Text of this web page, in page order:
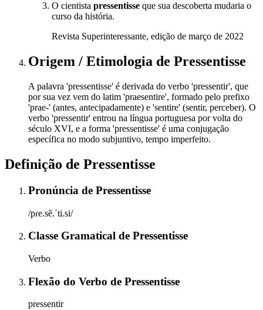
O cientista pressentisse que sua descoberta mudaria o
curso da história.
Revista Superinteressante, edição de março de 2022
Origem / Etimologia de Pressentisse
A palavra 'pressentisse' é derivada do verbo 'pressentir', que
por sua vez vem do latim 'praesentire', formado pelo prefixo
'prae-' (antes, antecipadamente) e 'sentire' (sentir, perceber). O
verbo 'pressentir' entrou na língua portuguesa por volta do
século XVI, e a forma 'pressentisse' é uma conjugação
específica no modo subjuntivo, tempo imperfeito.
Definição de Pressentisse
Pronúncia de Pressentisse
/pɾe.sẽ.ˈti.si/
Classe Gramatical de Pressentisse
Verbo
Flexão do Verbo de Pressentisse
pressentir